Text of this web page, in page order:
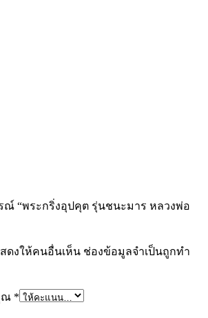
ณ์ “พระกริ่งอุปคุต รุ่นชนะมาร หลวงพ่อ
ดงให้คนอื่นเห็น ช่องข้อมูลจำเป็นถูกทำ
ณ *